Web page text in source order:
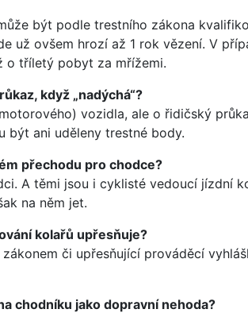
být podle trestního zákona
už ovšem hrozí až 1 rok vězení. V
o tříletý pobyt za mřížemi.
když „nadýchá“?
vozidla, ale o řidičský
být ani uděleny trestné body.
přechodu pro chodce?
A těmi jsou i cyklisté vedoucí jízdní
na něm jet.
kolařů upřesňuje?
či upřesňující prováděcí
chodníku jako dopravní nehoda?